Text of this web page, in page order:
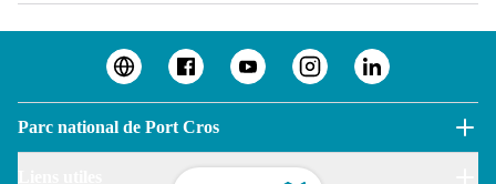
Parc national de Port Cros